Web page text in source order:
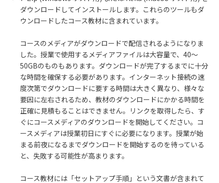
ダウンロードしてインストールします。これらのツールもダ
ウンロードしたコース教材に含まれています。
コースのメディアがダウンロードで配信されるようになりま
した。授業で使用するメディアファイルは大容量で、40～
50GBのものもあります。ダウンロードが完了するまでに十分
な時間を確保する必要があります。インターネット接続の速
度次第でダウンロードに要する時間は大きく異なり、様々な
要因に左右されるため、教材のダウンロードにかかる時間を
正確に見積もることはできません。リンクを取得したら、す
ぐにコースメディアのダウンロードを開始してください。コ
ースメディアは授業初日にすぐに必要になります。授業が始
まる前夜になるまでダウンロードを開始するのを待っている
と、失敗する可能性が高まります。
コース教材には「セットアップ手順」という文書が含まれて